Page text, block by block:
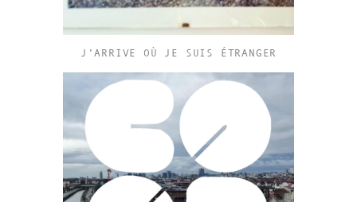
J’ARRIVE OÙ JE SUIS ÉTRANGER